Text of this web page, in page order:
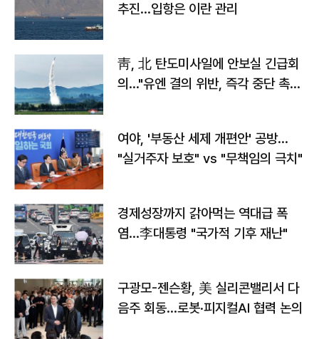
추진…입항은 이란 관리
靑, 北 탄도미사일에 안보실 긴급회
의…"유엔 결의 위반, 즉각 중단 촉
여야, '부동산 세제 개편안' 공방…
"실거주자 보호" vs "무책임의 극치"
경제성장까지 갉아먹는 역대급 폭
염…李대통령 "국가적 기후 재난"
구광모-젠슨황, 美 실리콘밸리서 다
음주 회동…로봇·피지컬AI 협력 논의